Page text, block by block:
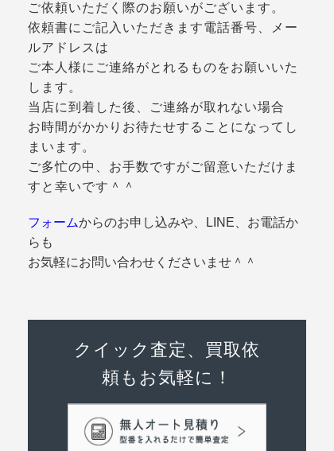
ご依頼いただく際のお願いがございます。
依頼書にご記入いただきます電話番号、メー
ルアドレスは
ご本人様にご連絡がとれるものをお願いいた
します。
当店に到着した後、ご連絡が取れない場合
お時間がかかりお待たせすることになってし
まいます。
ご多忙の中、お手数ですがご留意いただけま
すと幸いです＾＾
フォームからのお申し込みや、LINE、お電話か
らも
お気軽にお問い合わせくださいませ＾＾
クイック査定、買取依
頼もお気軽に！